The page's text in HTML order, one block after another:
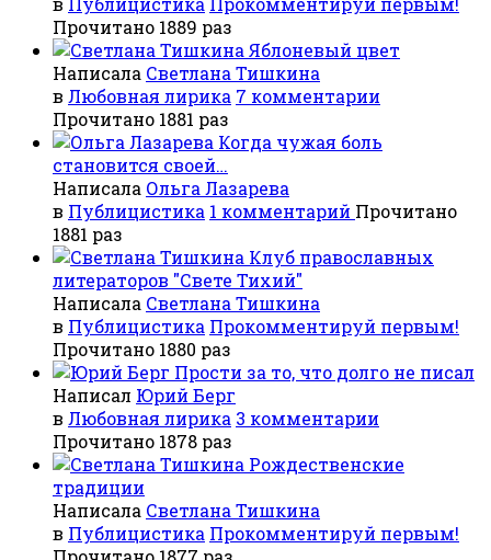
Прочитано 1889 раз
Яблоневый цвет
Написала Светлана Тишкина
в Любовная лирика 7 комментарии
Прочитано 1881 раз
Когда чужая боль
становится своей…
Написала Ольга Лазарева
в Публицистика 1 комментарий Прочитано
1881 раз
Клуб православных
литераторов "Свете Тихий"
Написала Светлана Тишкина
в Публицистика Прокомментируй первым!
Прочитано 1880 раз
Прости за то, что долго не писал
Написал Юрий Берг
в Любовная лирика 3 комментарии
Прочитано 1878 раз
Рождественские
традиции
Написала Светлана Тишкина
в Публицистика Прокомментируй первым!